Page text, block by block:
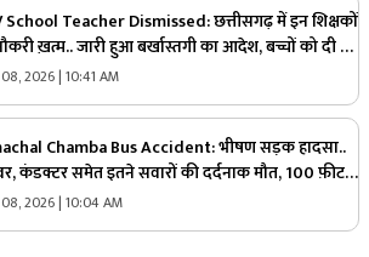
School Teacher Dismissed: छत्तीसगढ़ में इन शिक्षकों
ख़त्म.. जारी हुआ बर्खास्तगी का आदेश, बच्चों को दी थी
सजा
2026 | 10:41 AM
Chamba Bus Accident: भीषण सड़क हादसा..
कंडक्टर समेत इतने सवारों की दर्दनाक मौत, 100 फ़ीट
में जा गिरी बस
2026 | 10:04 AM